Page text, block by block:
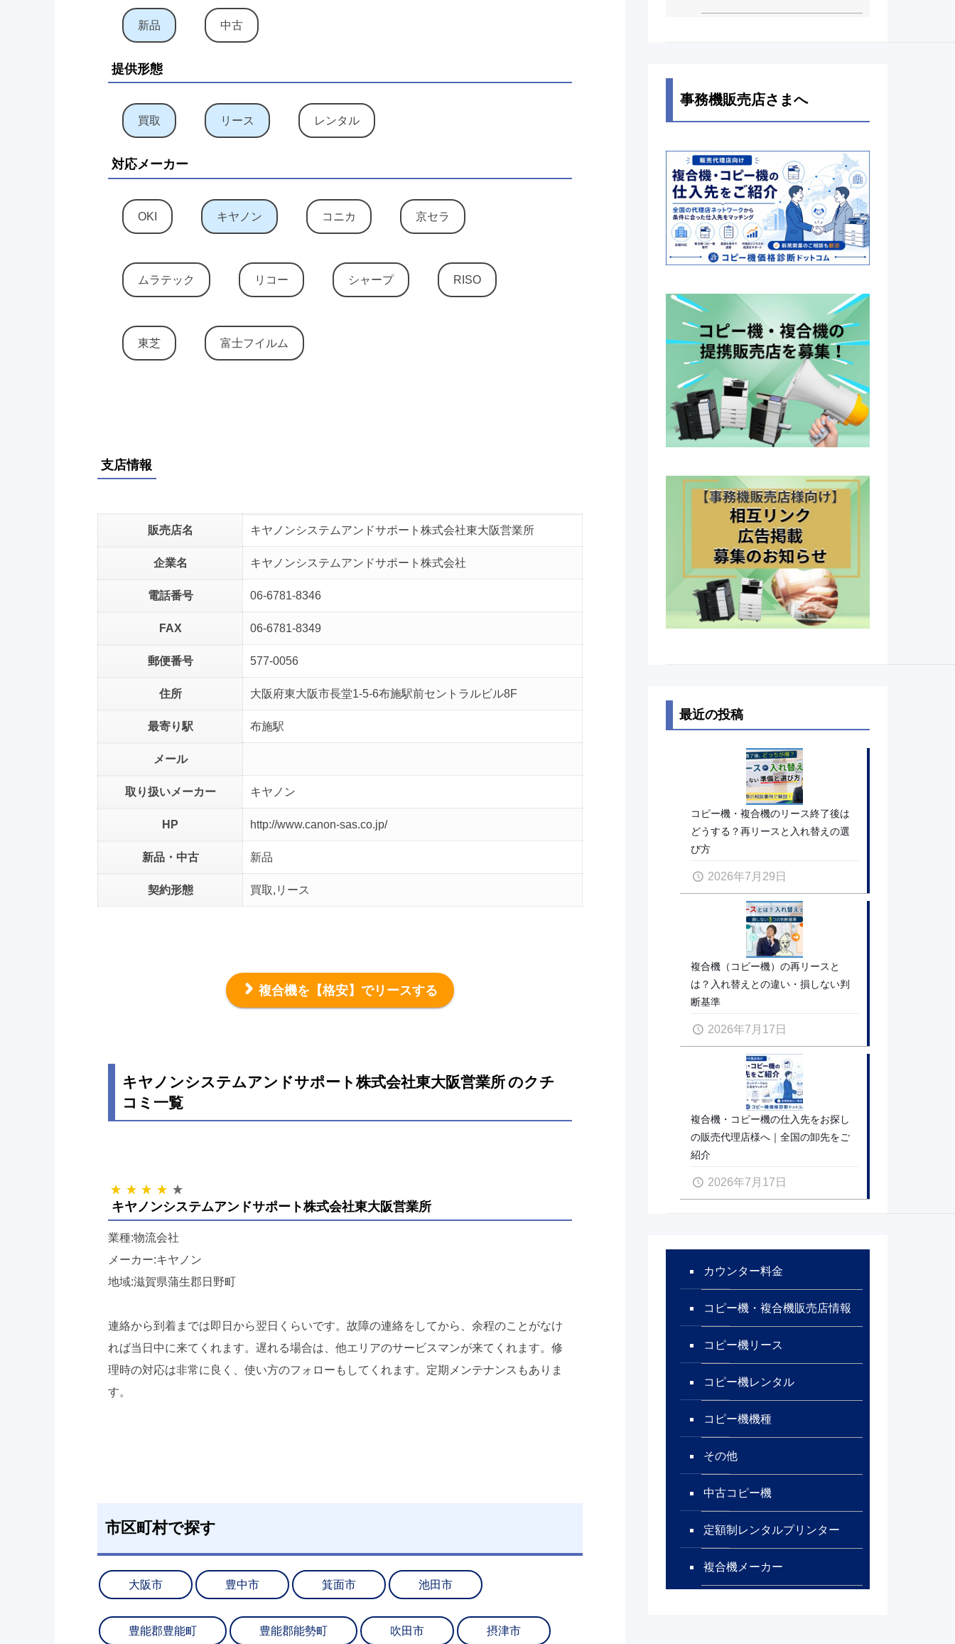
新品 中古
提供形態
買取 リース レンタル
対応メーカー
OKI キヤノン コニカ 京セラ
ムラテック リコー シャープ RISO
東芝 富士フイルム
支店情報
販売店名 キヤノンシステムアンドサポート株式会社東大阪営業所
企業名 キヤノンシステムアンドサポート株式会社
電話番号 06-6781-8346
FAX 06-6781-8349
郵便番号 577-0056
住所 大阪府東大阪市長堂1-5-6布施駅前セントラルビル8F
最寄り駅 布施駅
メール
取り扱いメーカー キヤノン
HP http://www.canon-sas.co.jp/
新品・中古 新品
契約形態 買取,リース
複合機を 【格安】でリースする
キヤノンシステムアンドサポート株式会社東大阪営業所 のクチ
コミ一覧
キヤノンシステムアンドサポート株式会社東大阪営業所
業種:物流会社
メーカー:キヤノン
地域:滋賀県蒲生郡日野町
連絡から到着までは即日から翌日くらいです。故障の連絡をしてから、余程のことがなけ
れば当日中に来てくれます。遅れる場合は、他エリアのサービスマンが来てくれます。修
理時の対応は非常に良く、使い方のフォローもしてくれます。定期メンテナンスもありま
す。
市区町村で探す
大阪市 豊中市 箕面市 池田市
豊能郡豊能町 豊能郡能勢町 吹田市 摂津市
事務機販売店さまへ
最近の投稿
コピー機・複合機のリース終了後は
どうする？再リースと入れ替えの選
び方
2026年7月29日
複合機（コピー機）の再リースと
は？入れ替えとの違い・損しない判
断基準
2026年7月17日
複合機・コピー機の仕入先をお探し
の販売代理店様へ｜全国の卸先をご
紹介
2026年7月17日
カウンター料金
コピー機・複合機販売店情報
コピー機リース
コピー機レンタル
コピー機機種
その他
中古コピー機
定額制レンタルプリンター
複合機メーカー